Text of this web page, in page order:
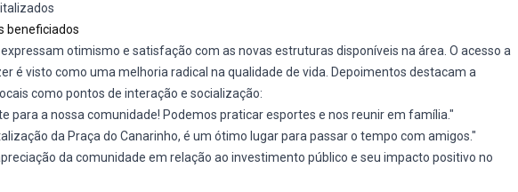
beneficiados
otimismo e satisfação com as novas estruturas disponíveis na área. O acesso a
é visto como uma melhoria radical na qualidade de vida. Depoimentos destacam a
como pontos de interação e socialização:
para a nossa comunidade! Podemos praticar esportes e nos reunir em família."
da Praça do Canarinho, é um ótimo lugar para passar o tempo com amigos."
da comunidade em relação ao investimento público e seu impacto positivo no